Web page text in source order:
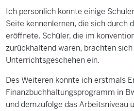
Ich persönlich konnte einige
Seite kennenlernen, die sich durch
eröffnete. Schüler, die im
zurückhaltend waren, brachten
Unterrichtsgeschehen ein.
Des Weiteren konnte ich erstmals
Finanzbuchhaltungsprogramm in
und demzufolge das Arbeitsniveau